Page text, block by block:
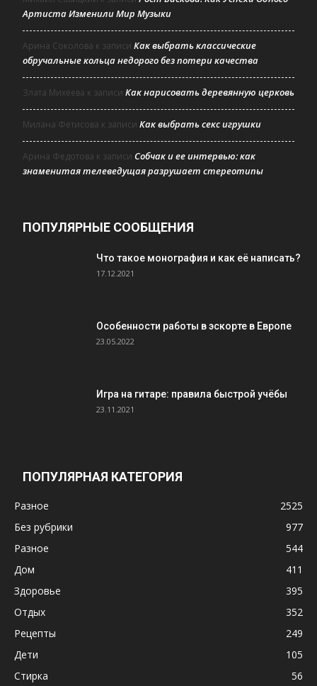
Артиста Изменили Мир Музыки
Арина Соколова к записи Как выбрать классические
обручальные кольца недорого без потери качества
Злата Михеева к записи Как нарисовать деревянную церковь
Милана Фетисова к записи Как выбрать секс игрушки
Арина Федотова к записи Собчак и ее интервью: как
знаменитая телеведущая разрушает стереотипы
ПОПУЛЯРНЫЕ СООБЩЕНИЯ
Что такое монография и как её написать?
17.12.2021
Особенности работы в эскорте в Европе
23.05.2022
Игра на гитаре: правила быстрой учёбы
23.11.2021
ПОПУЛЯРНАЯ КАТЕГОРИЯ
Разное
2525
Без рубрики
977
Разное
544
Дом
411
Здоровье
395
Отдых
352
Рецепты
249
Дети
105
Стирка
56